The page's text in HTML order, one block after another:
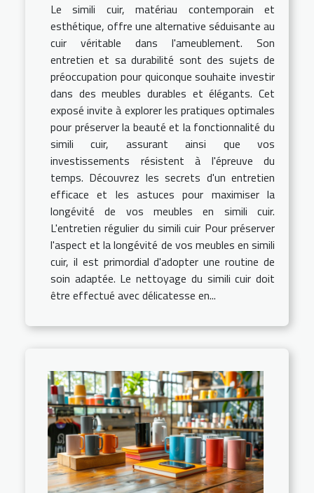
Le simili cuir, matériau contemporain et
esthétique, offre une alternative séduisante au
cuir véritable dans l'ameublement. Son
entretien et sa durabilité sont des sujets de
préoccupation pour quiconque souhaite investir
dans des meubles durables et élégants. Cet
exposé invite à explorer les pratiques optimales
pour préserver la beauté et la fonctionnalité du
simili cuir, assurant ainsi que vos
investissements résistent à l'épreuve du
temps. Découvrez les secrets d'un entretien
efficace et les astuces pour maximiser la
longévité de vos meubles en simili cuir.
L'entretien régulier du simili cuir Pour préserver
l'aspect et la longévité de vos meubles en simili
cuir, il est primordial d'adopter une routine de
soin adaptée. Le nettoyage du simili cuir doit
être effectué avec délicatesse en...